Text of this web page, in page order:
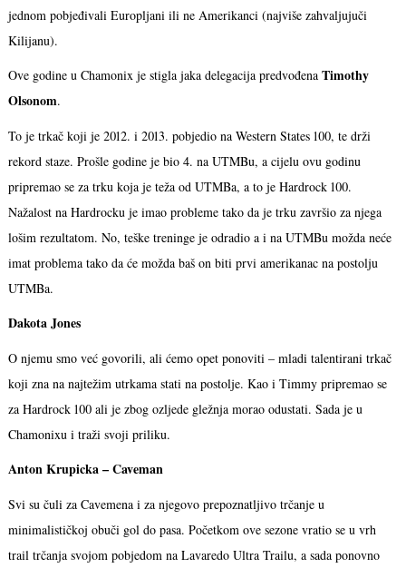
jednom pobjeđivali Europljani ili ne Amerikanci (najviše zahvaljujuči
Kilijanu).
Ove godine u Chamonix je stigla jaka delegacija predvođena Timothy
Olsonom.
To je trkač koji je 2012. i 2013. pobjedio na Western States 100, te drži
rekord staze. Prošle godine je bio 4. na UTMBu, a cijelu ovu godinu
pripremao se za trku koja je teža od UTMBa, a to je Hardrock 100.
Nažalost na Hardrocku je imao probleme tako da je trku završio za njega
lošim rezultatom. No, teške treninge je odradio a i na UTMBu možda neće
imat problema tako da će možda baš on biti prvi amerikanac na postolju
UTMBa.
Dakota Jones
O njemu smo već govorili, ali ćemo opet ponoviti – mladi talentirani trkač
koji zna na najtežim utrkama stati na postolje. Kao i Timmy pripremao se
za Hardrock 100 ali je zbog ozljede gležnja morao odustati. Sada je u
Chamonixu i traži svoji priliku.
Anton Krupicka – Caveman
Svi su čuli za Cavemena i za njegovo prepoznatljivo trčanje u
minimalističkoj obuči gol do pasa. Početkom ove sezone vratio se u vrh
trail trčanja svojom pobjedom na Lavaredo Ultra Trailu, a sada ponovno